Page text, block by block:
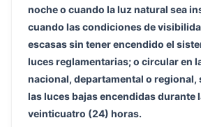
noche o cuando la luz natural sea
cuando las condiciones de
escasas sin tener encendido el
luces reglamentarias; o circular en
nacional, departamental o regional,
las luces bajas encendidas durante
veinticuatro (24) horas.